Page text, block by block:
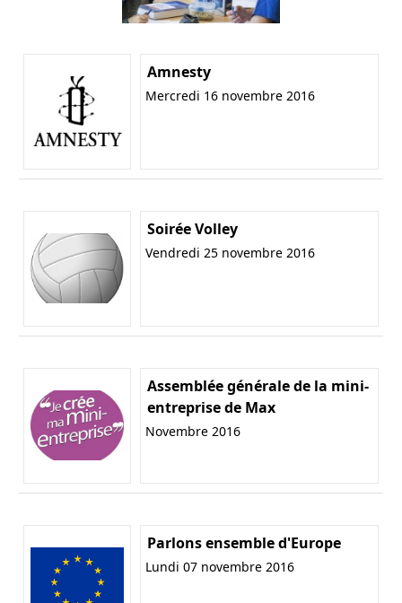
Amnesty
Mercredi 16 novembre 2016
Soirée Volley
Vendredi 25 novembre 2016
Assemblée générale de la mini-
entreprise de Max
Novembre 2016
Parlons ensemble d'Europe
Lundi 07 novembre 2016